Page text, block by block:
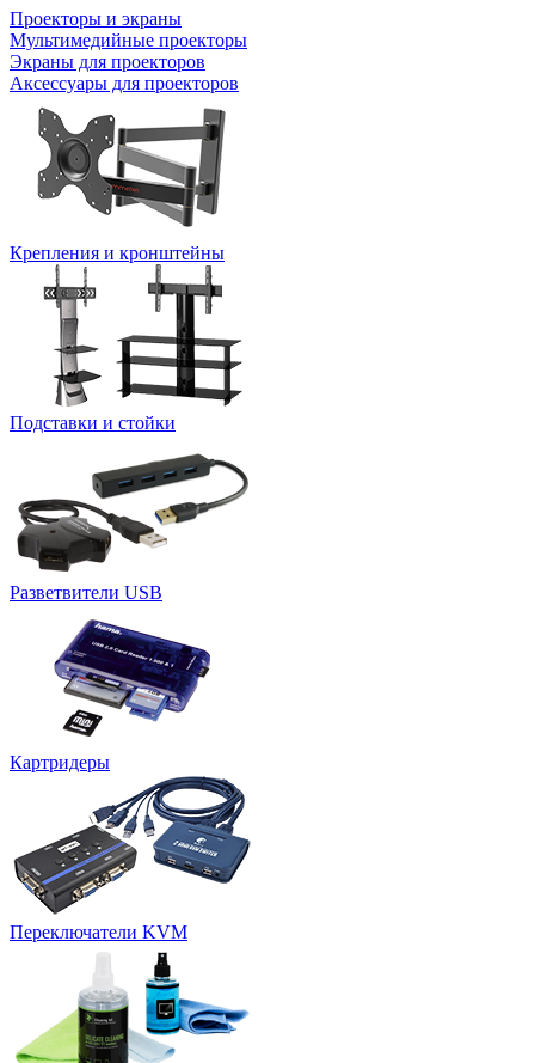
Проекторы и экраны
Мультимедийные проекторы
Экраны для проекторов
Аксессуары для проекторов
Крепления и кронштейны
Подставки и стойки
Разветвители USB
Картридеры
Переключатели KVM